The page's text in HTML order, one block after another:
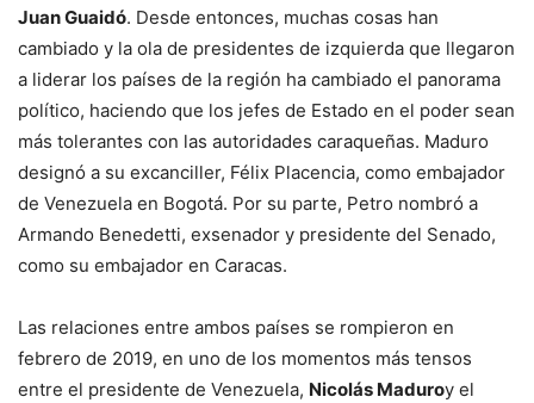
Juan Guaidó. Desde entonces, muchas cosas han
cambiado y la ola de presidentes de izquierda que llegaron
a liderar los países de la región ha cambiado el panorama
político, haciendo que los jefes de Estado en el poder sean
más tolerantes con las autoridades caraqueñas. Maduro
designó a su excanciller, Félix Placencia, como embajador
de Venezuela en Bogotá. Por su parte, Petro nombró a
Armando Benedetti, exsenador y presidente del Senado,
como su embajador en Caracas.
Las relaciones entre ambos países se rompieron en
febrero de 2019, en uno de los momentos más tensos
entre el presidente de Venezuela, Nicolás Maduroy el